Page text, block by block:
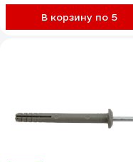
В корзину по 5